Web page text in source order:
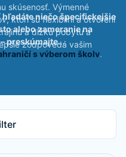
skúsenosť. Výmenné
ktorí sú flexibilní a otvorení
a dĺžku pobytu a
zodpovedá vašim
niečo špecifickejšie
alebo zameranie na
preskúmajte
s výberom školy,
presne podľa vašich